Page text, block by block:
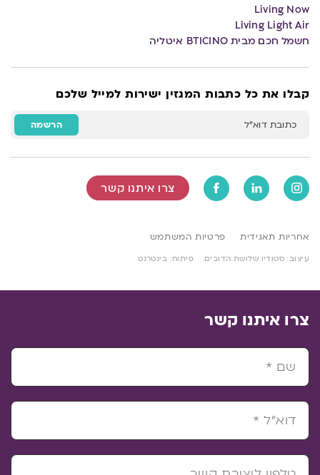
Living Now
Living Light Air
חשמל חכם מבית BTICINO איטליה
קבלו את כל כתבות המגזין ישירות למייל שלכם
כתובת דוא"ל הרשמה
צרו איתנו קשר
אחריות תאגידית פרטיות המשתמש
עיצוב: סטודיו שלושת הדובים פיתוח: בינטרנט
צרו איתנו קשר
שם *
דוא"ל *